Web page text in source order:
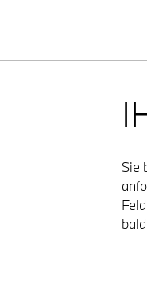
Sie